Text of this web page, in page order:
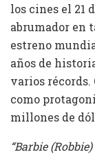
los cines el 21
abrumador en
estreno
años de
varios récords.
como
millones de
“Barbie